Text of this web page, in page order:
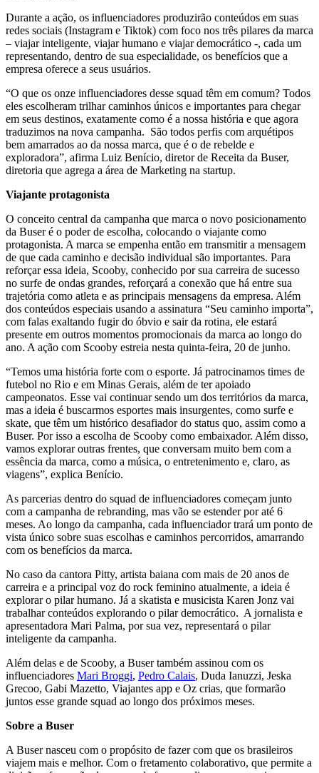
Durante a ação, os influenciadores produzirão conteúdos em suas
redes sociais (Instagram e Tiktok) com foco nos três pilares da marca
– viajar inteligente, viajar humano e viajar democrático -, cada um
representando, dentro de sua especialidade, os benefícios que a
empresa oferece a seus usuários.
“O que os onze influenciadores desse squad têm em comum? Todos
eles escolheram trilhar caminhos únicos e importantes para chegar
em seus destinos, exatamente como é a nossa história e que agora
traduzimos na nova campanha. São todos perfis com arquétipos
bem amarrados ao da nossa marca, que é o de rebelde e
exploradora”, afirma Luiz Benício, diretor de Receita da Buser,
diretoria que agrega a área de Marketing na startup.
Viajante protagonista
O conceito central da campanha que marca o novo posicionamento
da Buser é o poder de escolha, colocando o viajante como
protagonista. A marca se empenha então em transmitir a mensagem
de que cada caminho e decisão individual são importantes. Para
reforçar essa ideia, Scooby, conhecido por sua carreira de sucesso
no surfe de ondas grandes, reforçará a conexão que há entre sua
trajetória como atleta e as principais mensagens da empresa. Além
dos conteúdos especiais usando a assinatura “Seu caminho importa”,
com falas exaltando fugir do óbvio e sair da rotina, ele estará
presente em outros momentos promocionais da marca ao longo do
ano. A ação com Scooby estreia nesta quinta-feira, 20 de junho.
“Temos uma história forte com o esporte. Já patrocinamos times de
futebol no Rio e em Minas Gerais, além de ter apoiado
campeonatos. Esse vai continuar sendo um dos territórios da marca,
mas a ideia é buscarmos esportes mais insurgentes, como surfe e
skate, que têm um histórico desafiador do status quo, assim como a
Buser. Por isso a escolha de Scooby como embaixador. Além disso,
vamos explorar outras frentes, que conversam muito bem com a
essência da marca, como a música, o entretenimento e, claro, as
viagens”, explica Benício.
As parcerias dentro do squad de influenciadores começam junto
com a campanha de rebranding, mas vão se estender por até 6
meses. Ao longo da campanha, cada influenciador trará um ponto de
vista único sobre suas escolhas e caminhos percorridos, amarrando
com os benefícios da marca.
No caso da cantora Pitty, artista baiana com mais de 20 anos de
carreira e a principal voz do rock feminino atualmente, a ideia é
explorar o pilar humano. Já a skatista e musicista Karen Jonz vai
trabalhar conteúdos explorando o pilar democrático. A jornalista e
apresentadora Mari Palma, por sua vez, representará o pilar
inteligente da campanha.
Além delas e de Scooby, a Buser também assinou com os
influenciadores Mari Broggi, Pedro Calais, Duda Ianuzzi, Jeska
Grecoo, Gabi Mazetto, Viajantes app e Oz crias, que formarão
juntos esse grande squad ao longo dos próximos meses.
Sobre a Buser
A Buser nasceu com o propósito de fazer com que os brasileiros
viajem mais e melhor. Com o fretamento colaborativo, que permite a